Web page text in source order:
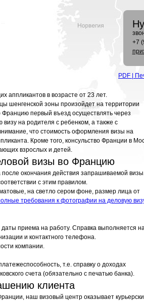
+7
PDF |
аппликантов в возрасте от 23 лет.
шенгенской зоны произойдет на территории
первый въезд осуществлять через
на родителя с ребенком, а также с
что стоимость оформления визы на
Кроме того, консульство Франции в
взрослых и детей.
визы во Францию
окончания действия запрашиваемой
с этим правилом.
на светло сером фоне, размер лица от
требования к фотографии на деловую
приема на работу. Справка выполняется
и контактного телефона.
компании.
т.е. справку о доходах
счета (обязательно с печатью банка).
клиента
наш визовый центр оказывает